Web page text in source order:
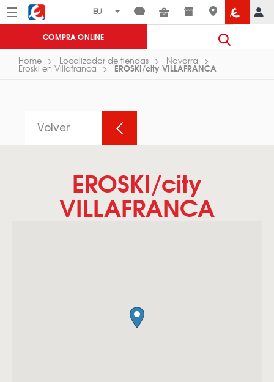
Menú Eroski
COMPRA ONLINE
Home Localizador de tiendas Navarra
Eroski en Villafranca EROSKI/city VILLAFRANCA
Volver
EROSKI/city
VILLAFRANCA